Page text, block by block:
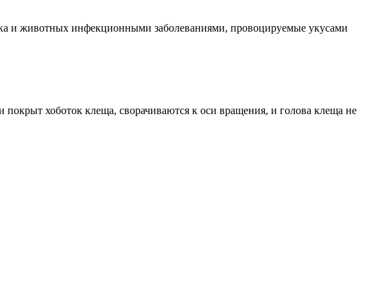
и животных инфекционными заболеваниями, провоцируемые укусами
хоботок клеща, сворачиваются к оси вращения, и голова клеща не